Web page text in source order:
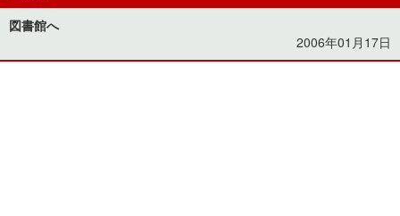
図書館へ
2006年01月17日